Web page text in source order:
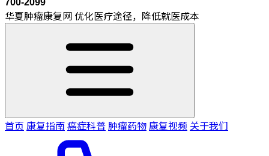
华夏肿瘤康复网 优化医疗途径，降低就医成本
首页 康复指南癌症科普肿瘤药物康复视频 关于我们